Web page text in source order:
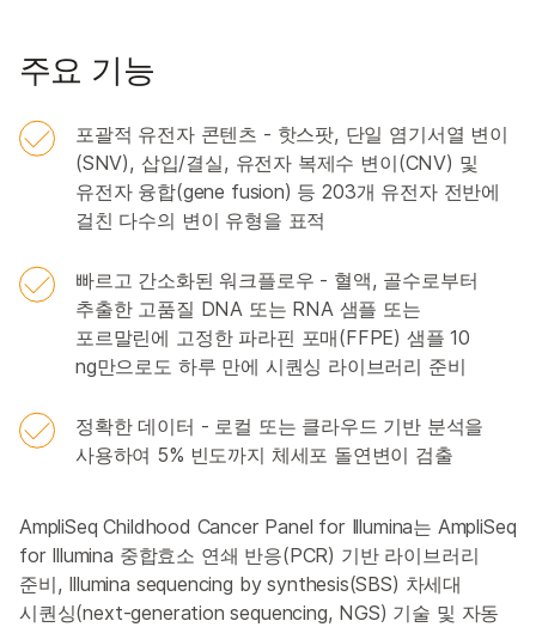
주요 기능
포괄적 유전자 콘텐츠 - 핫스팟, 단일 염기서열 변이
(SNV), 삽입/결실, 유전자 복제수 변이(CNV) 및
유전자 융합(gene fusion) 등 203개 유전자 전반에
걸친 다수의 변이 유형을 표적
빠르고 간소화된 워크플로우 - 혈액, 골수로부터
추출한 고품질 DNA 또는 RNA 샘플 또는
포르말린에 고정한 파라핀 포매(FFPE) 샘플 10
ng만으로도 하루 만에 시퀀싱 라이브러리 준비
정확한 데이터 - 로컬 또는 클라우드 기반 분석을
사용하여 5% 빈도까지 체세포 돌연변이 검출
AmpliSeq Childhood Cancer Panel for Illumina는 AmpliSeq
for Illumina 중합효소 연쇄 반응(PCR) 기반 라이브러리
준비, Illumina sequencing by synthesis(SBS) 차세대
시퀀싱(next-generation sequencing, NGS) 기술 및 자동